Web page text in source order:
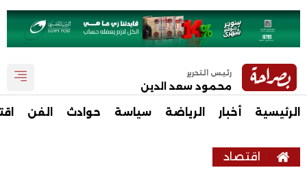
رئيس التحرير
محمود سعد الدين
الرئيسية أخبار الرياضة سياسة حوادث الفن
اقتصاد